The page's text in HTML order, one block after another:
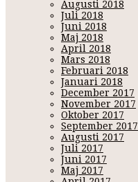
Augusti 2018
Juli 2018
Juni 2018
Maj 2018
April 2018
Mars 2018
Februari 2018
Januari 2018
December 2017
November 2017
Oktober 2017
September 2017
Augusti 2017
Juli 2017
Juni 2017
Maj 2017